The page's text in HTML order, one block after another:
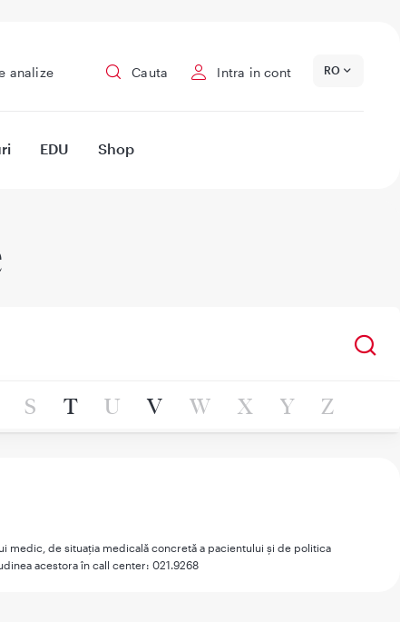
analize Cauta Intra in cont RO
EDU Shop
S T U V W X Y Z
medic, de situaţia medicală concretă a pacientului şi de politica
acestora în call center: 021.9268